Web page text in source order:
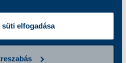
süti elfogadása
és zsír arányából
túlsúly vagy az
információt nyújt a
tartalmáról, valamint